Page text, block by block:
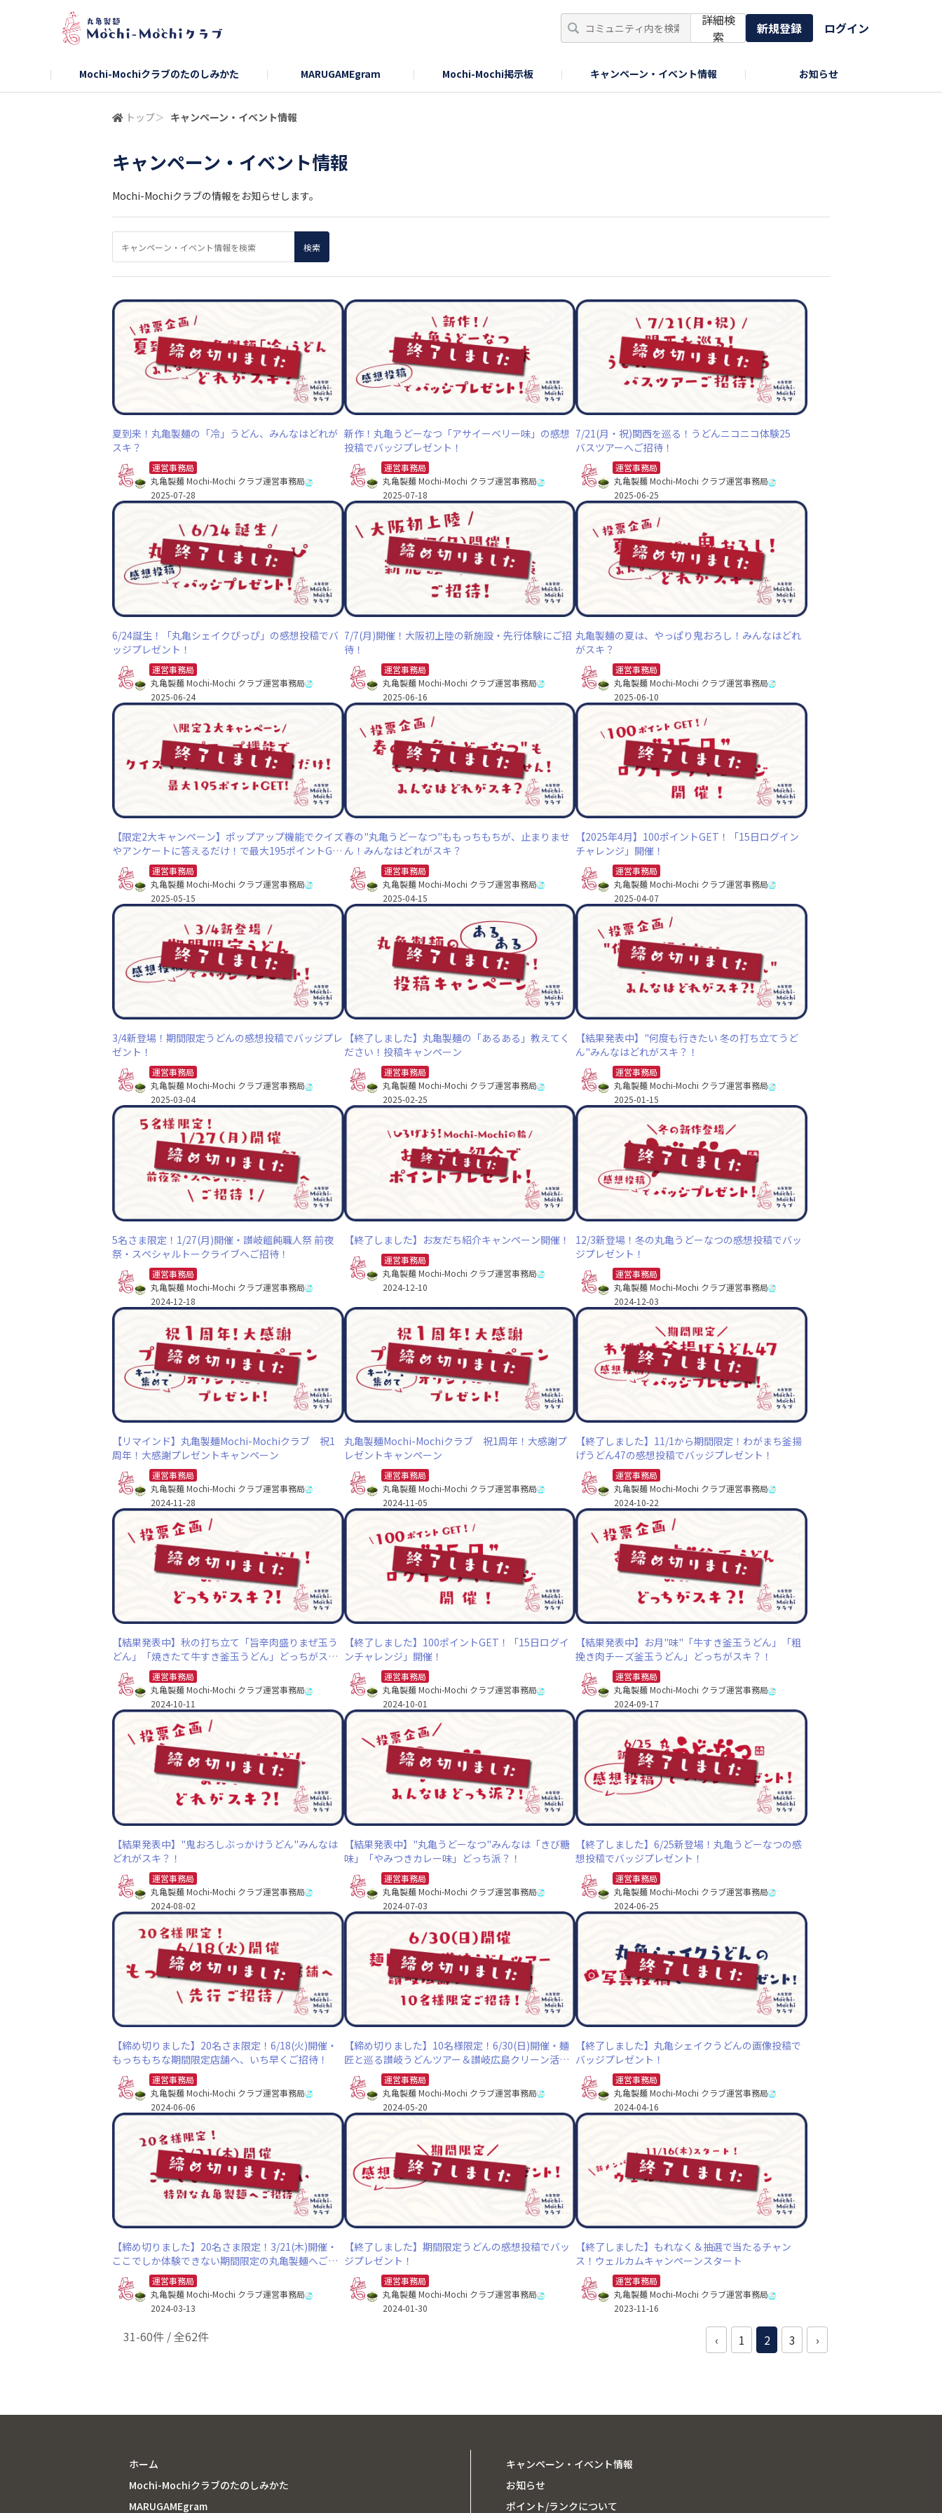
詳細検
索
新規登録 ログイン
Mochi-Mochiクラブのたのしみかた MARUGAMEgram Mochi-Mochi掲示板 キャンペーン・イベント情報 お知らせ
トップ＞ キャンペーン・イベント情報
キャンペーン・イベント情報
Mochi-Mochiクラブの情報をお知らせします。
夏到来！丸亀製麺の「冷」うどん、みんなはどれが
スキ？
運営事務局
丸亀製麺 Mochi-Mochi クラブ運営事務局
2025-07-28
新作！丸亀うどーなつ「アサイーベリー味」の感想
投稿でバッジプレゼント！
運営事務局
丸亀製麺 Mochi-Mochi クラブ運営事務局
2025-07-18
7/21(月・祝)関西を巡る！うどんニコニコ体験25
バスツアーへご招待！
運営事務局
丸亀製麺 Mochi-Mochi クラブ運営事務局
2025-06-25
6/24誕生！「丸亀シェイクぴっぴ」の感想投稿でバ
ッジプレゼント！
運営事務局
丸亀製麺 Mochi-Mochi クラブ運営事務局
2025-06-24
7/7(月)開催！大阪初上陸の新施設・先行体験にご招
待！
運営事務局
丸亀製麺 Mochi-Mochi クラブ運営事務局
2025-06-16
丸亀製麺の夏は、やっぱり鬼おろし！みんなはどれ
がスキ？
運営事務局
丸亀製麺 Mochi-Mochi クラブ運営事務局
2025-06-10
【限定2大キャンペーン】ポップアップ機能でクイズ
やアンケートに答えるだけ！で最大195ポイントGE
T！ダブルチャンスで50ポイントも!?
運営事務局
丸亀製麺 Mochi-Mochi クラブ運営事務局
2025-05-15
春の"丸亀うどーなつ"ももっちもちが、止まりませ
ん！みんなはどれがスキ？
運営事務局
丸亀製麺 Mochi-Mochi クラブ運営事務局
2025-04-15
【2025年4月】100ポイントGET！「15日ログイン
チャレンジ」開催！
運営事務局
丸亀製麺 Mochi-Mochi クラブ運営事務局
2025-04-07
3/4新登場！期間限定うどんの感想投稿でバッジプレ
ゼント！
運営事務局
丸亀製麺 Mochi-Mochi クラブ運営事務局
2025-03-04
【終了しました】丸亀製麺の「あるある」教えてく
ださい！投稿キャンペーン
運営事務局
丸亀製麺 Mochi-Mochi クラブ運営事務局
2025-02-25
【結果発表中】"何度も行きたい 冬の打ち立てうど
ん"みんなはどれがスキ？！
運営事務局
丸亀製麺 Mochi-Mochi クラブ運営事務局
2025-01-15
5名さま限定！1/27(月)開催・讃岐饂飩職人祭 前夜
祭・スペシャルトークライブへご招待！
運営事務局
丸亀製麺 Mochi-Mochi クラブ運営事務局
2024-12-18
【終了しました】お友だち紹介キャンペーン開催！
運営事務局
丸亀製麺 Mochi-Mochi クラブ運営事務局
2024-12-10
12/3新登場！冬の丸亀うどーなつの感想投稿でバッ
ジプレゼント！
運営事務局
丸亀製麺 Mochi-Mochi クラブ運営事務局
2024-12-03
【リマインド】丸亀製麺Mochi-Mochiクラブ 祝1
周年！大感謝プレゼントキャンペーン
運営事務局
丸亀製麺 Mochi-Mochi クラブ運営事務局
2024-11-28
丸亀製麺Mochi-Mochiクラブ 祝1周年！大感謝プ
レゼントキャンペーン
運営事務局
丸亀製麺 Mochi-Mochi クラブ運営事務局
2024-11-05
【終了しました】11/1から期間限定！わがまち釜揚
げうどん47の感想投稿でバッジプレゼント！
運営事務局
丸亀製麺 Mochi-Mochi クラブ運営事務局
2024-10-22
【結果発表中】秋の打ち立て「旨辛肉盛りまぜ玉う
どん」「焼きたて牛すき釜玉うどん」どっちがス
キ？！
運営事務局
丸亀製麺 Mochi-Mochi クラブ運営事務局
2024-10-11
【終了しました】100ポイントGET！「15日ログイ
ンチャレンジ」開催！
運営事務局
丸亀製麺 Mochi-Mochi クラブ運営事務局
2024-10-01
【結果発表中】お月"味"「牛すき釜玉うどん」「粗
挽き肉チーズ釜玉うどん」どっちがスキ？！
運営事務局
丸亀製麺 Mochi-Mochi クラブ運営事務局
2024-09-17
【結果発表中】"鬼おろしぶっかけうどん"みんなは
どれがスキ？！
運営事務局
丸亀製麺 Mochi-Mochi クラブ運営事務局
2024-08-02
【結果発表中】"丸亀うどーなつ"みんなは「きび糖
味」「やみつきカレー味」どっち派？！
運営事務局
丸亀製麺 Mochi-Mochi クラブ運営事務局
2024-07-03
【終了しました】6/25新登場！丸亀うどーなつの感
想投稿でバッジプレゼント！
運営事務局
丸亀製麺 Mochi-Mochi クラブ運営事務局
2024-06-25
【締め切りました】20名さま限定！6/18(火)開催・
もっちもちな期間限定店舗へ、いち早くご招待！
運営事務局
丸亀製麺 Mochi-Mochi クラブ運営事務局
2024-06-06
【締め切りました】10名様限定！6/30(日)開催・麺
匠と巡る讃岐うどんツアー＆讃岐広島クリーン活動
へご招待！運営事務局
丸亀製麺 Mochi-Mochi クラブ運営事務局
2024-05-20
【終了しました】丸亀シェイクうどんの画像投稿で
バッジプレゼント！
運営事務局
丸亀製麺 Mochi-Mochi クラブ運営事務局
2024-04-16
【締め切りました】20名さま限定！3/21(木)開催・
ここでしか体験できない期間限定の丸亀製麺へご招
運営事務局
丸亀製麺 Mochi-Mochi クラブ運営事務局
2024-03-13
【終了しました】期間限定うどんの感想投稿でバッ
ジプレゼント！
運営事務局
丸亀製麺 Mochi-Mochi クラブ運営事務局
2024-01-30
【終了しました】もれなく＆抽選で当たるチャン
ス！ウェルカムキャンペーンスタート
運営事務局
丸亀製麺 Mochi-Mochi クラブ運営事務局
2023-11-16
31-60件 / 全62件 ‹ 1 2 3 ›
ホーム
Mochi-Mochiクラブのたのしみかた
MARUGAMEgram
キャンペーン・イベント情報
お知らせ
ポイント/ランクについて